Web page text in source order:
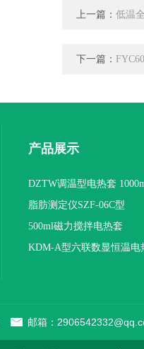
上一篇： 低温
下一篇：
产品展示
DZTW调温型电热套
联
脂肪测定仪SZF-06C型
500ml磁力搅拌电热套
KDM-A型六联数显恒温电
邮箱：